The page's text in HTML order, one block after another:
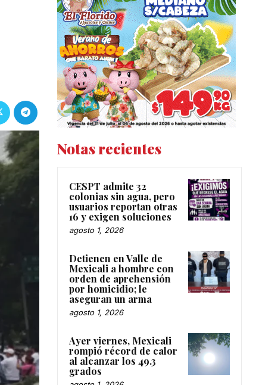
Notas recientes
CESPT admite 32
colonias sin agua, pero
usuarios reportan otras
16 y exigen soluciones
agosto 1, 2026
Detienen en Valle de
Mexicali a hombre con
orden de aprehensión
por homicidio; le
aseguran un arma
agosto 1, 2026
Ayer viernes, Mexicali
rompió récord de calor
al alcanzar los 49.3
grados